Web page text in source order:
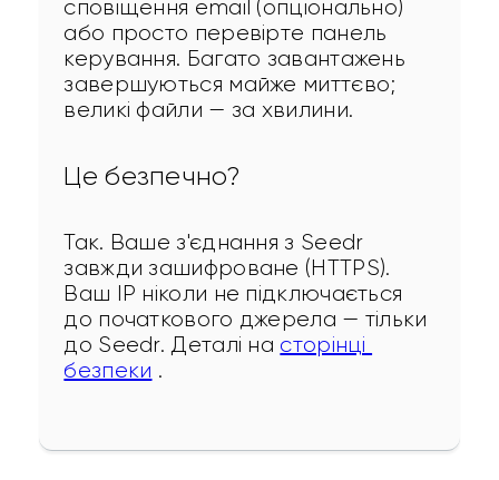
сповіщення email (опціонально)
або просто перевірте панель
керування. Багато завантажень
завершуються майже миттєво;
великі файли — за хвилини.
Це безпечно?
Так. Ваше з'єднання з Seedr
завжди зашифроване (HTTPS).
Ваш IP ніколи не підключається
до початкового джерела — тільки
до Seedr. Деталі на сторінці
безпеки .